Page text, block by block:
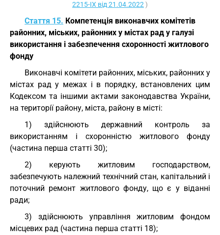
2215-IX від 21.04.2022 )
Стаття 15. Компетенція виконавчих комітетів
районних, міських, районних у містах рад у галузі
використання і забезпечення схоронності житлового
фонду
Виконавчі комітети районних, міських, районних у
містах рад у межах і в порядку, встановлених цим
Кодексом та іншими актами законодавства України,
на території району, міста, району в місті:
1) здійснюють державний контроль за
використанням і схоронністю житлового фонду
(частина перша статті 30);
2) керують житловим господарством,
забезпечують належний технічний стан, капітальний і
поточний ремонт житлового фонду, що є у віданні
ради;
3) здійснюють управління житловим фондом
місцевих рад (частина перша статті 18);